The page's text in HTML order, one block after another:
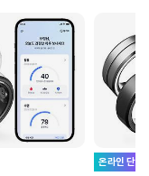
온라인 단독